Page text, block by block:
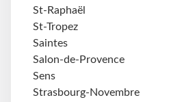
St-Raphaël
St-Tropez
Saintes
Salon-de-Provence
Sens
Strasbourg-Novembre